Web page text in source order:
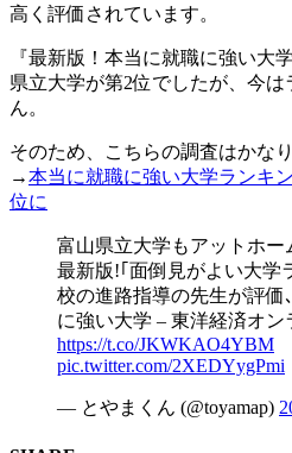
高く評価されています。
『最新版！本当に就職に強い大
県立大学が第2位でしたが、今
ん。
そのため、こちらの調査はかな
→本当に就職に強い大学ランキ
位に
富山県立大学もアットホー
最新版!｢面倒見がよい大学
校の進路指導の先生が評価
に強い大学 – 東洋経済オン
https://t.co/JKWKAO4YBM
pic.twitter.com/2XEDYygPmi
— とやまくん (@toyamap)